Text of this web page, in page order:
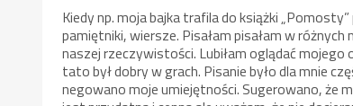
Kiedy np. moja bajka trafila do książki
pamiętniki, wiersze. Pisałam pisałam w
naszej rzeczywistości. Lubiłam oglądać mojego
tato był dobry w grach. Pisanie było dla mnie
negowano moje umiejętności. Sugerowano, że